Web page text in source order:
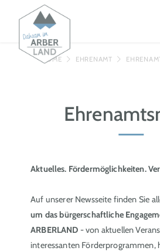
HOME EHRENAMT
Aktuelles. Fördermöglichkeiten.
Auf unserer Newsseite finden Sie
um das bürgerschaftliche
ARBERLAND - von aktuellen
interessanten Förderprogrammen,